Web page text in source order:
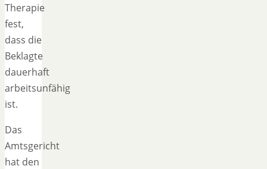
Therapie
fest,
dass die
Beklagte
dauerhaft
arbeitsunfähig
ist.
Das
Amtsgericht
hat den